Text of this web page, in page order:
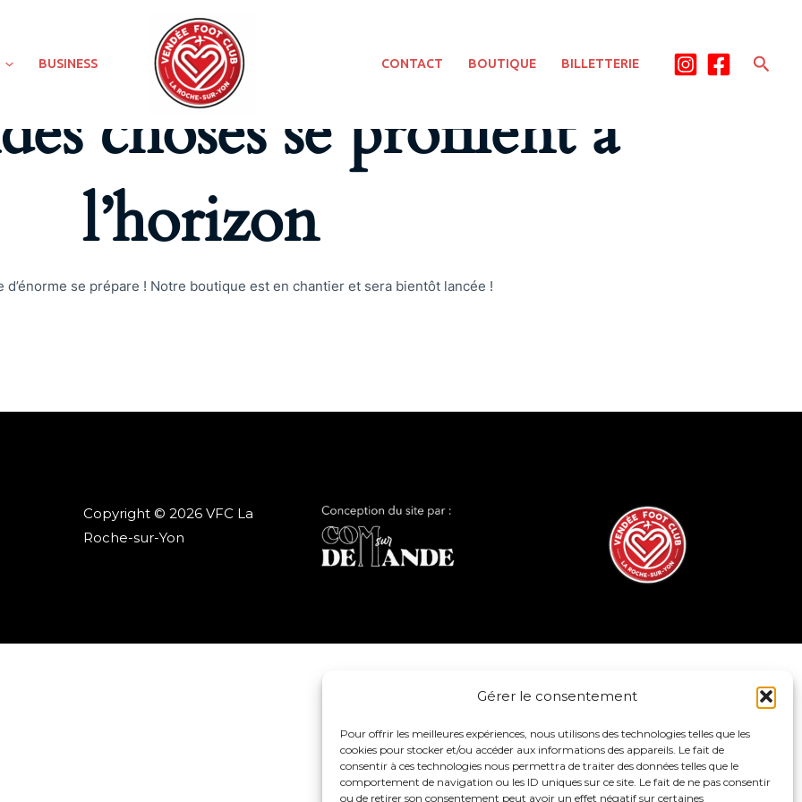
Gérer le consentement
Pour offrir les meilleures expériences, nous utilisons des technologies telles que les
cookies pour stocker et/ou accéder aux informations des appareils. Le fait de
consentir à ces technologies nous permettra de traiter des données telles que le
comportement de navigation ou les ID uniques sur ce site. Le fait de ne pas consentir
ou de retirer son consentement peut avoir un effet négatif sur certaines
BUSINESS CONTACT BOUTIQUE BILLETTERIE
choses se profilent à
l’horizon
d’énorme se prépare ! Notre boutique est en chantier et sera bientôt lancée !
Copyright © 2026 VFC La
Roche-sur-Yon